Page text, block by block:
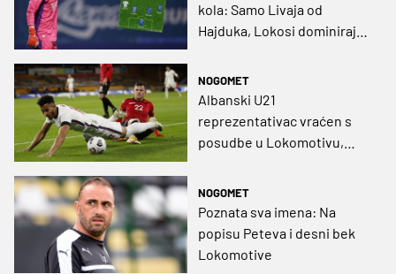
kola: Samo Livaja od
Hajduka, Lokosi dominiraju,
NOGOMET
Albanski U21
reprezentativac vraćen s
posudbe u Lokomotivu,
NOGOMET
Poznata sva imena: Na
popisu Peteva i desni bek
Lokomotive